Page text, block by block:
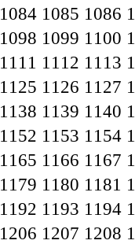
1084 1085 1086
1098 1099 1100
1111 1112 1113
1125 1126 1127
1138 1139 1140
1152 1153 1154
1165 1166 1167
1179 1180 1181
1192 1193 1194
1206 1207 1208